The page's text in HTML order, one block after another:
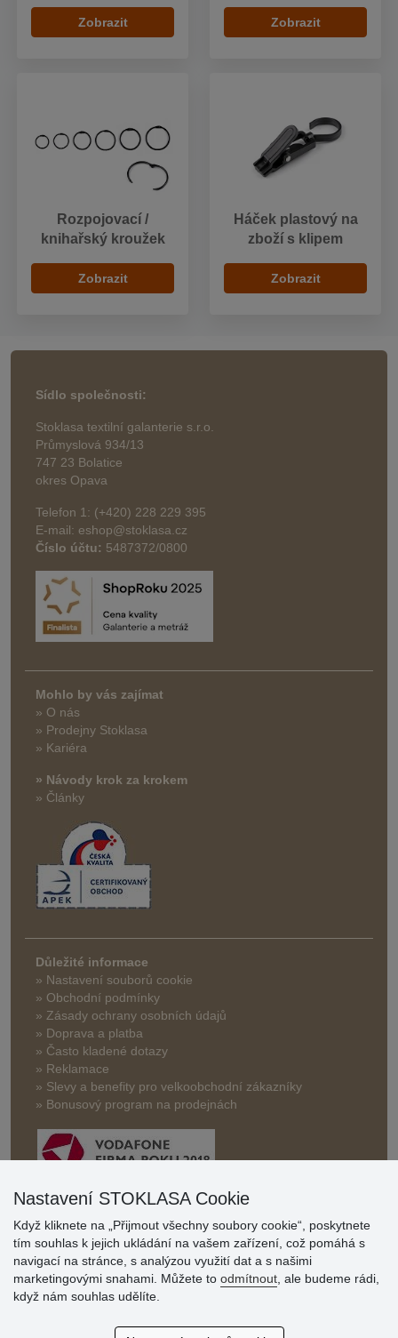
Zobrazit Zobrazit
Rozpojovací /
knihařský kroužek
Zobrazit
Háček plastový na
zboží s klipem
Zobrazit
Sídlo společnosti:
Stoklasa textilní galanterie s.r.o.
Průmyslová 934/13
747 23 Bolatice
okres Opava
Telefon 1: (+420) 228 229 395
E-mail: eshop@stoklasa.cz
Číslo účtu: 5487372/0800
Mohlo by vás zajímat
» O nás
» Prodejny Stoklasa
» Kariéra
» Návody krok za krokem
» Články
Důležité informace
» Nastavení souborů cookie
» Obchodní podmínky
» Zásady ochrany osobních údajů
» Doprava a platba
» Často kladené dotazy
» Reklamace
» Slevy a benefity pro velkoobchodní zákazníky
» Bonusový program na prodejnách
Hodnocení
zákazníků
29.7.2026
Super obchod, kvalitní zboží za slušné ceny. Vřele
Nastavení STOKLASA Cookie
Když kliknete na „Přijmout všechny soubory cookie“, poskytnete
tím souhlas k jejich ukládání na vašem zařízení, což pomáhá s
navigací na stránce, s analýzou využití dat a s našimi
marketingovými snahami. Můžete to odmítnout , ale budeme rádi,
když nám souhlas udělíte.